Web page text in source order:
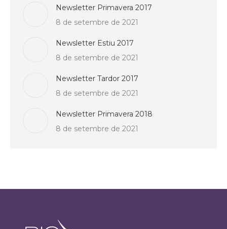
Newsletter Primavera 2017
8 de setembre de 2021
Newsletter Estiu 2017
8 de setembre de 2021
Newsletter Tardor 2017
8 de setembre de 2021
Newsletter Primavera 2018
8 de setembre de 2021